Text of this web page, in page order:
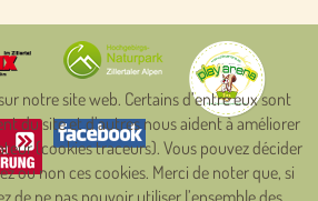
notre site web. Certains d’entre eux sont
du site et d’autres nous aident à améliorer
(cookies traceurs). Vous pouvez décider
ou non ces cookies. Merci de noter que, si
de ne pas pouvoir utiliser l’ensemble des